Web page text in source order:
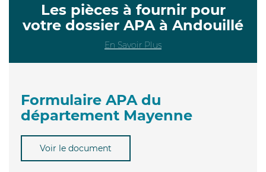
Les pièces à fournir pour
votre dossier APA à Andouillé
En Savoir Plus
Formulaire APA du
département Mayenne
Voir le document